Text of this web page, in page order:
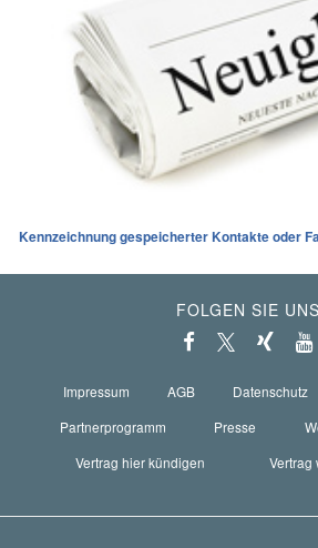
Kennzeichnung gespeicherter Kontakte oder
FOLGEN SIE UNS
Impressum AGB Datenschutz
Partnerprogramm
Presse
Vertrag hier kündigen
Vertrag